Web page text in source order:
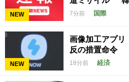
NEW 7分前 国際
NEW
画像加工アプリ
反の措置命令
18分前 経済